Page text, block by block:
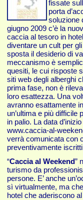
fissate
porta d’ac
soluzione
giugno 2009 c’è la
caccia al tesoro in
diventare un cult per
sposta il desiderio di
meccanismo è
quesiti, le cui risposte
siti web degli alberghi
prima fase, non è
loro esattezza. Una
avranno esattamente
un’ultima e più
in palio. La data
www.caccia-al-
verrà comunicata con
preventivamente
“Caccia al Weekend”
turismo da
persone. E’ anche
sì virtualmente, ma
hotel che aderiscono